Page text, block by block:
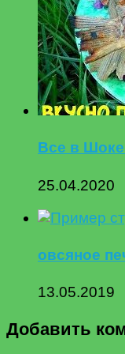
Все в
25.04.2020
овсяное
13.05.2019
Добавить